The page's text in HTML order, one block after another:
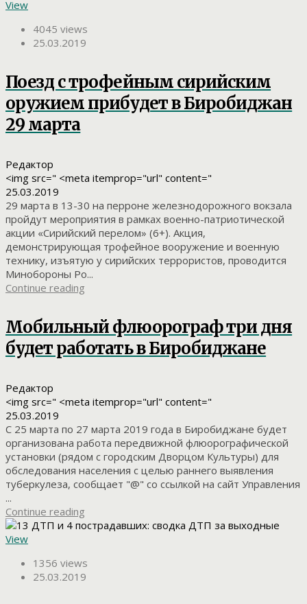
View
4045 views
25.03.2019
Поезд с трофейным сирийским
оружием прибудет в Биробиджан
29 марта
Редактор
<img src=" <meta itemprop="url" content="
25.03.2019
29 марта в 13-30 на перроне железнодорожного вокзала
пройдут мероприятия в рамках военно-патриотической
акции «Сирийский перелом» (6+). Акция,
демонстрирующая трофейное вооружение и военную
технику, изъятую у сирийских террористов, проводится
Минобороны Ро...
Continue reading
Мобильный флюорограф три дня
будет работать в Биробиджане
Редактор
<img src=" <meta itemprop="url" content="
25.03.2019
С 25 марта по 27 марта 2019 года в Биробиджане будет
организована работа передвижной флюорографической
установки (рядом с городским Дворцом Культуры) для
обследования населения с целью раннего выявления
туберкулеза, сообщает "@" со ссылкой на сайт Управления
...
Continue reading
View
1356 views
25.03.2019